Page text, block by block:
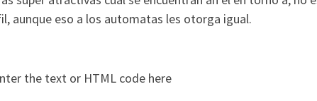
aunque eso a los automatas les otorga igual.
the text or HTML code here